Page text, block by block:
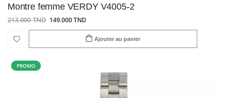
Montre femme VERDY V4005-2
213.000 TND 149.000 TND
Ajouter au panier
PROMO